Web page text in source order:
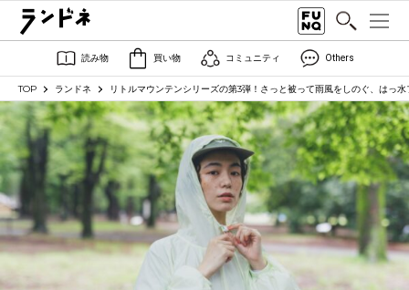
読み物 買い物 コミュニティ Others
TOP ランドネ リトルマウンテンシリーズの第3弾！さっと被って雨風をしのぐ、はっ